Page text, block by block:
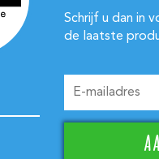
Schrijf u dan in
de laatste